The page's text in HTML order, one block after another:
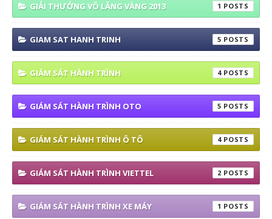
GIẢI THƯỞNG VÔ LĂNG VÀNG 2013 1
GIAM SAT HANH TRINH 5
GIÁM SÁT HÀNH TRÌNH 4
GIÁM SÁT HÀNH TRÌNH OTO 5
GIÁM SÁT HÀNH TRÌNH Ô TÔ 4
GIÁM SÁT HÀNH TRÌNH VIETTEL 2
GIÁM SÁT HÀNH TRÌNH XE MÁY 1